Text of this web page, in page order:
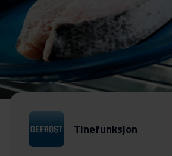
Tinefunksjon